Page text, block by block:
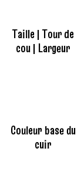
Taille | Tour de
cou | Largeur
Couleur base du
cuir